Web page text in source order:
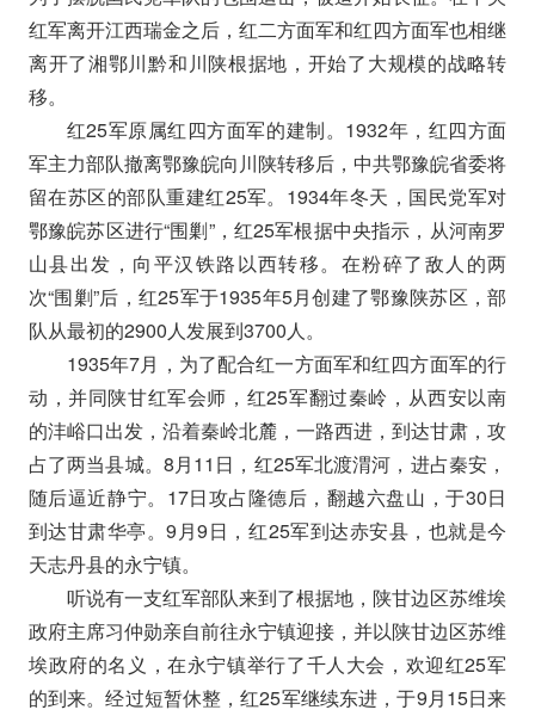
红军离开江西瑞金之后，红二方面军和红四方面军也相继
离开了湘鄂川黔和川陕根据地，开始了大规模的战略转
移。
红25军原属红四方面军的建制。1932年，红四方面
军主力部队撤离鄂豫皖向川陕转移后，中共鄂豫皖省委将
留在苏区的部队重建红25军。1934年冬天，国民党军对
鄂豫皖苏区进行“围剿”，红25军根据中央指示，从河南罗
山县出发，向平汉铁路以西转移。在粉碎了敌人的两
次“围剿”后，红25军于1935年5月创建了鄂豫陕苏区，部
队从最初的2900人发展到3700人。
1935年7月，为了配合红一方面军和红四方面军的行
动，并同陕甘红军会师，红25军翻过秦岭，从西安以南
的沣峪口出发，沿着秦岭北麓，一路西进，到达甘肃，攻
占了两当县城。8月11日，红25军北渡渭河，进占秦安，
随后逼近静宁。17日攻占隆德后，翻越六盘山，于30日
到达甘肃华亭。9月9日，红25军到达赤安县，也就是今
天志丹县的永宁镇。
听说有一支红军部队来到了根据地，陕甘边区苏维埃
政府主席习仲勋亲自前往永宁镇迎接，并以陕甘边区苏维
埃政府的名义，在永宁镇举行了千人大会，欢迎红25军
的到来。经过短暂休整，红25军继续东进，于9月15日来